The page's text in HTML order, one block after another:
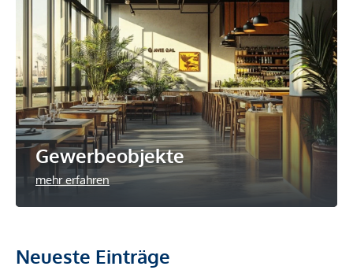
Gewerbeobjekte
mehr erfahren
Neueste Einträge